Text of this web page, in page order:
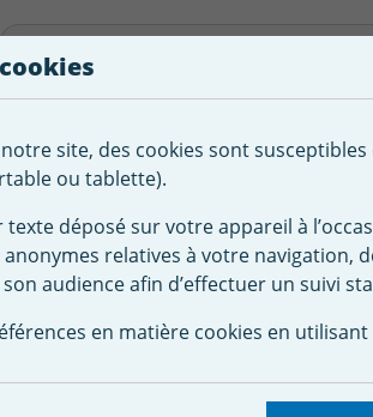
de Robot
Piscine
Chauffage &
Pompe à Chaleur Piscine
Pompe
Polytropic
MASTER
site, des cookies sont
ou tablette).
texte déposé sur votre appareil à
relatives à votre navigation,
audience afin d’effectuer un suivi
en matière cookies en utilisant